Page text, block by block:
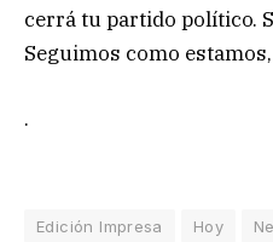
cerrá tu partido político.
Seguimos como
.
Edición Impresa Hoy